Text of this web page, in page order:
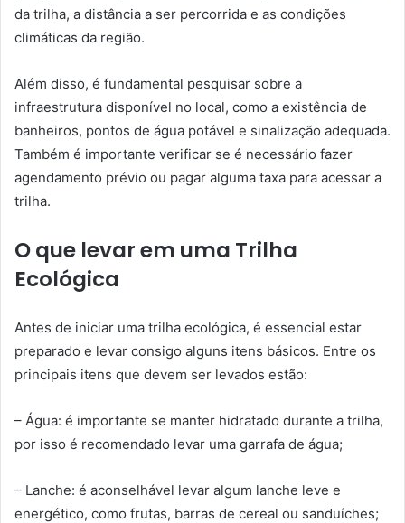
da trilha, a distância a ser percorrida e as condições
climáticas da região.
Além disso, é fundamental pesquisar sobre a
infraestrutura disponível no local, como a existência de
banheiros, pontos de água potável e sinalização adequada.
Também é importante verificar se é necessário fazer
agendamento prévio ou pagar alguma taxa para acessar a
trilha.
O que levar em uma Trilha
Ecológica
Antes de iniciar uma trilha ecológica, é essencial estar
preparado e levar consigo alguns itens básicos. Entre os
principais itens que devem ser levados estão:
– Água: é importante se manter hidratado durante a trilha,
por isso é recomendado levar uma garrafa de água;
– Lanche: é aconselhável levar algum lanche leve e
energético, como frutas, barras de cereal ou sanduíches;